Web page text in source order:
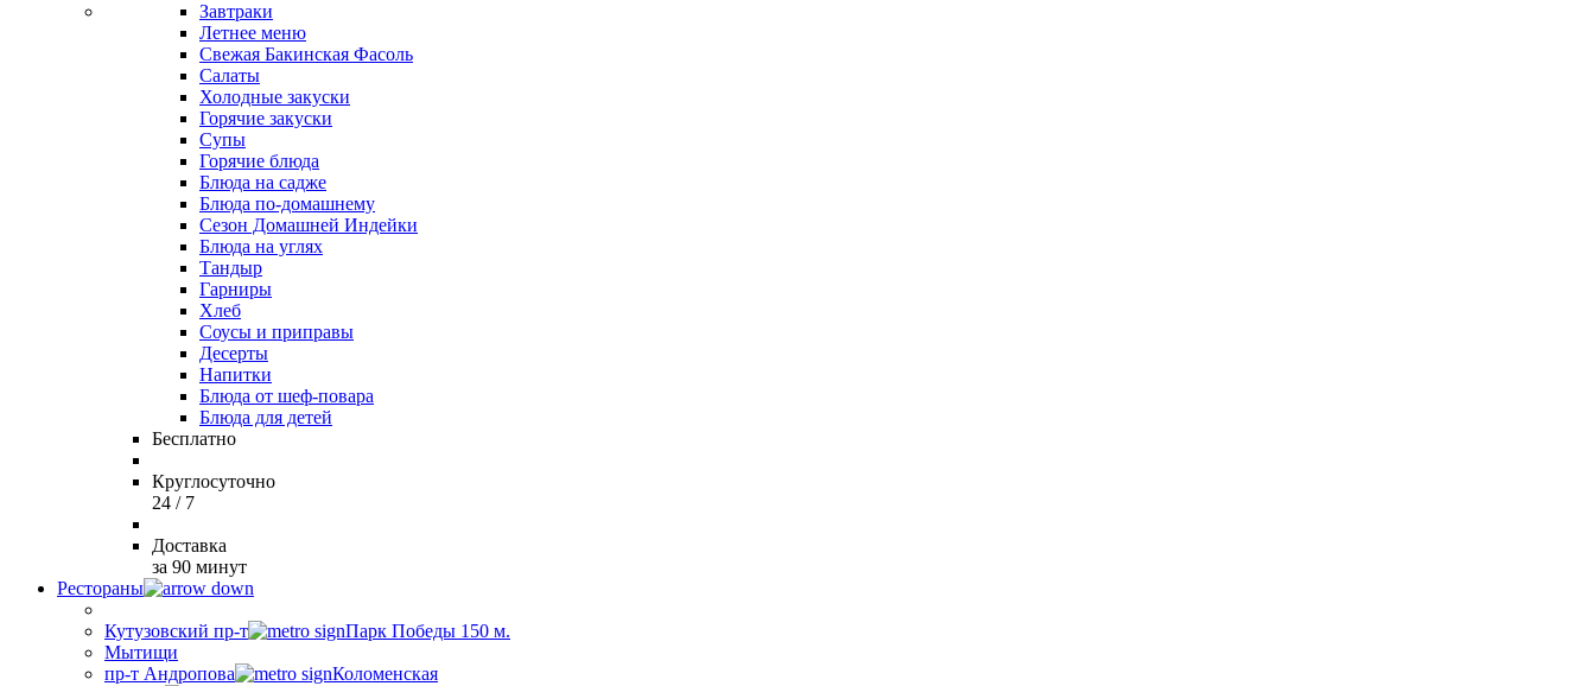
Завтраки
Летнее меню
Свежая Бакинская Фасоль
Салаты
Холодные закуски
Горячие закуски
Супы
Горячие блюда
Блюда на садже
Блюда по-домашнему
Сезон Домашней Индейки
Блюда на углях
Тандыр
Гарниры
Хлеб
Соусы и приправы
Десерты
Напитки
Блюда от шеф-повара
Блюда для детей
Бесплатно
Круглосуточно
24 / 7
Доставка
за 90 минут
Рестораны
Кутузовский пр-т
Парк Победы 150 м.
Мытищи
пр-т Андропова
Коломенская